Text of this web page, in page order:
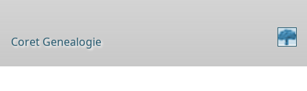
Coret Genealogie